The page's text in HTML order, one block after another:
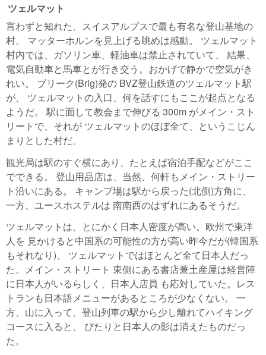
ツェルマット
言わずと知れた、スイスアルプスで最も有名な登山基地の
村。 マッターホルンを見上げる眺めは感動。 ツェルマット
村内では、ガソリン車、軽油車は禁止されていて、 結果、
電気自動車と馬車とが行き交う。おかげで静かで空気がき
れい。 ブリーク(Brig)発の BVZ登山鉄道のツェルマット駅
が、 ツェルマットの入口、何を話すにもここが起点となる
ようだ。 駅に面して教会まで伸びる 300m がメイン・スト
リートで、それが ツェルマットのほぼ全て、というこじん
まりとした村だ。
観光局は駅のすぐ横にあり、たとえば宿泊手配などがここ
でできる。 登山用品店は、当然、何軒もメイン・ストリー
ト沿いにある。 キャンプ場は駅から戻った(北側)方角に、
一方、ユースホステルは 南南西のはずれにあるそうだ。
ツェルマットは、とにかく日本人密度が高い。欧州で東洋
人を 見かけると中国系の可能性の方が高い昨今だが(韓国系
もそれなり)、 ツェルマットではほとんど全て日本人だっ
た。メイン・ストリート 東側にある書店兼土産屋は経営陣
に日本人がいるらしく、日本人店員 も応対していた。レス
トランも日本語メニューがあるところが少なくない。 一
方、山に入って、登山列車の駅から少し離れてハイキング
コースに入ると、 ぴたりと日本人の影は消えたものだっ
た。